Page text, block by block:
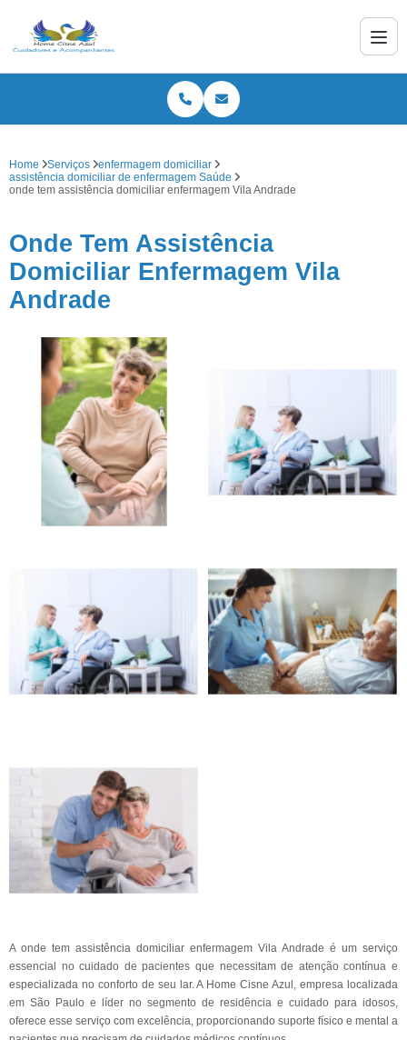
Home Serviços
enfermagem domiciliar
assistência domiciliar de enfermagem Saúde
onde tem assistência domiciliar enfermagem Vila Andrade
Onde Tem Assistência
Domiciliar Enfermagem Vila
Andrade
A onde tem assistência domiciliar enfermagem Vila Andrade é um serviço
essencial no cuidado de pacientes que necessitam de atenção contínua e
especializada no conforto de seu lar. A Home Cisne Azul, empresa localizada
em São Paulo e líder no segmento de residência e cuidado para idosos,
oferece esse serviço com excelência, proporcionando suporte físico e mental a